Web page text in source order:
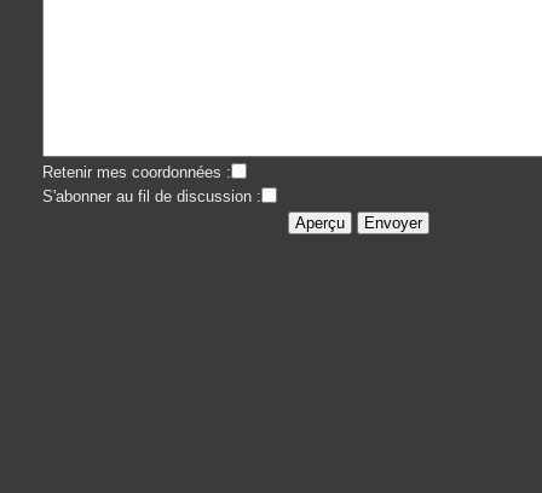
Retenir mes coordonnées :
S'abonner au fil de discussion :